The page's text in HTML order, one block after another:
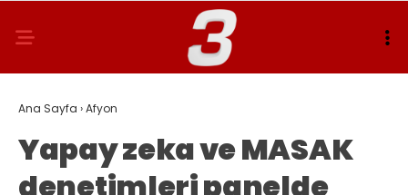
Ana Sayfa ›Afyon
Yapay zeka ve MASAK
denetimleri panelde